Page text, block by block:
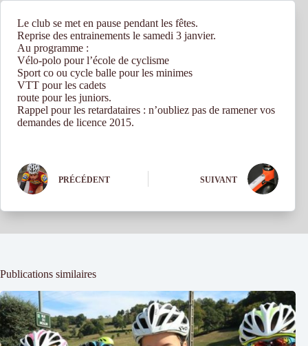
Le club se met en pause pendant les fêtes.
Reprise des entrainements le samedi 3 janvier.
Au programme :
Vélo-polo pour l’école de cyclisme
Sport co ou cycle balle pour les minimes
VTT pour les cadets
route pour les juniors.
Rappel pour les retardataires : n’oubliez pas de ramener vos
demandes de licence 2015.
PRÉCÉDENT SUIVANT
Publications similaires